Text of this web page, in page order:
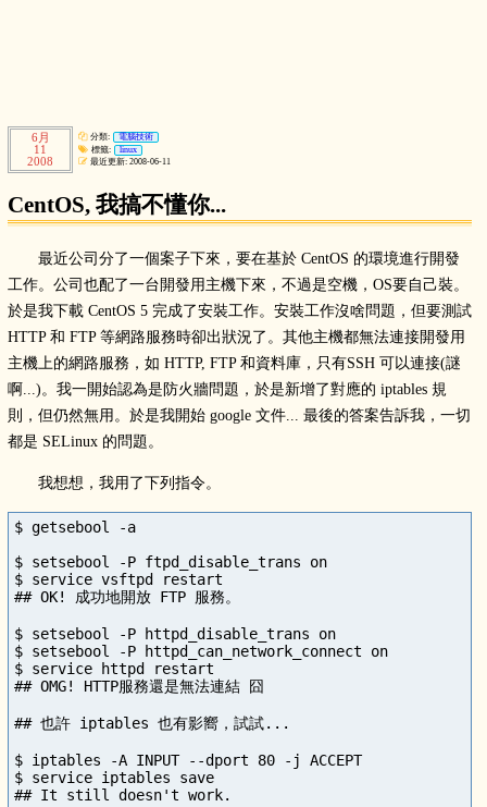
6月
11
2008
分類:
電腦技術
標籤:
linux
最近更新: 2008-06-11
CentOS, 我搞不懂你...
最近公司分了一個案子下來，要在基於 CentOS 的環境進行開發
工作。公司也配了一台開發用主機下來，不過是空機，OS要自己裝。
於是我下載 CentOS 5 完成了安裝工作。安裝工作沒啥問題，但要測試
HTTP 和 FTP 等網路服務時卻出狀況了。其他主機都無法連接開發用
主機上的網路服務，如 HTTP, FTP 和資料庫，只有SSH 可以連接(謎
啊...)。我一開始認為是防火牆問題，於是新增了對應的 iptables 規
則，但仍然無用。於是我開始 google 文件... 最後的答案告訴我，一切
都是 SELinux 的問題。
我想想，我用了下列指令。
$ getsebool -a
$ setsebool -P ftpd_disable_trans on
$ service vsftpd restart
## OK! 成功地開放 FTP 服務。
$ setsebool -P httpd_disable_trans on
$ setsebool -P httpd_can_network_connect on
$ service httpd restart
## OMG! HTTP服務還是無法連結 囧
## 也許 iptables 也有影嚮，試試...
$ iptables -A INPUT --dport 80 -j ACCEPT
$ service iptables save
## It still doesn't work.